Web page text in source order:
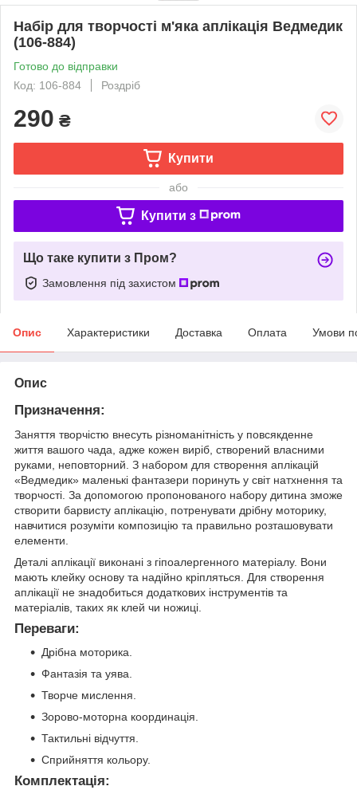
Набір для творчості м'яка аплікація Ведмедик
(106-884)
Готово до відправки
Код: 106-884
Роздріб
290 ₴
Купити
або
Купити з
Що таке купити з Пром?
Замовлення під захистом
Опис Характеристики Доставка Оплата Умови
Опис
Призначення:
Заняття творчістю внесуть різноманітність у повсякденне
життя вашого чада, адже кожен виріб, створений власними
руками, неповторний. З набором для створення аплікацій
«Ведмедик» маленькі фантазери поринуть у світ натхнення та
творчості. За допомогою пропонованого набору дитина зможе
створити барвисту аплікацію, потренувати дрібну моторику,
навчитися розуміти композицію та правильно розташовувати
елементи.
Деталі аплікації виконані з гіпоалергенного матеріалу. Вони
мають клейку основу та надійно кріпляться. Для створення
аплікації не знадобиться додаткових інструментів та
матеріалів, таких як клей чи ножиці.
Переваги:
Дрібна моторика.
Фантазія та уява.
Творче мислення.
Зорово-моторна координація.
Тактильні відчуття.
Сприйняття кольору.
Комплектація: